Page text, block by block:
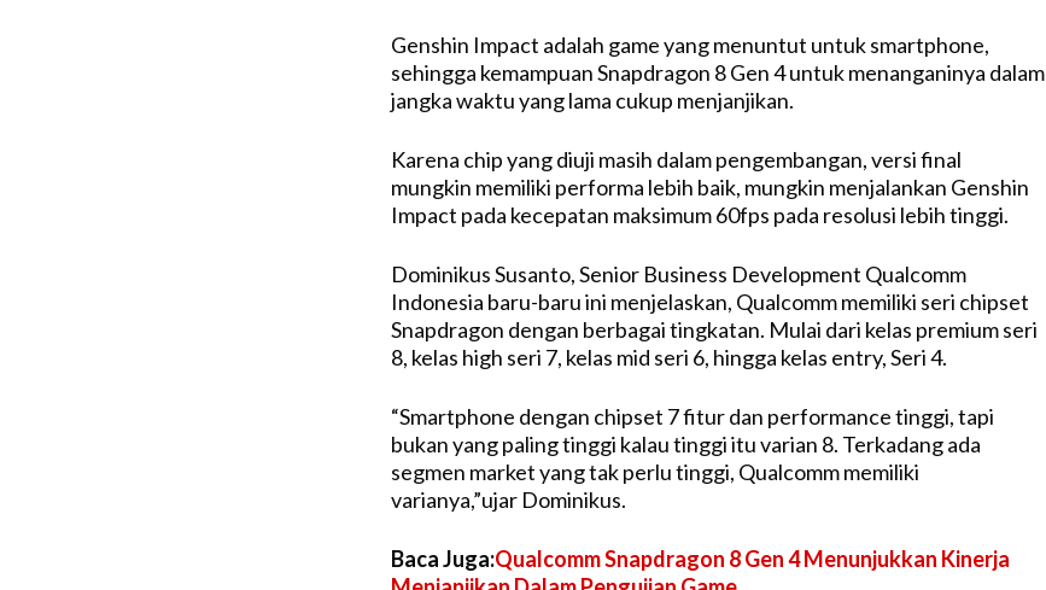
Genshin Impact adalah game yang menuntut untuk smartphone,
sehingga kemampuan Snapdragon 8 Gen 4 untuk menanganinya dalam
jangka waktu yang lama cukup menjanjikan.
Karena chip yang diuji masih dalam pengembangan, versi final
mungkin memiliki performa lebih baik, mungkin menjalankan Genshin
Impact pada kecepatan maksimum 60fps pada resolusi lebih tinggi.
Dominikus Susanto, Senior Business Development Qualcomm
Indonesia baru-baru ini menjelaskan, Qualcomm memiliki seri chipset
Snapdragon dengan berbagai tingkatan. Mulai dari kelas premium seri
8, kelas high seri 7, kelas mid seri 6, hingga kelas entry, Seri 4.
“Smartphone dengan chipset 7 fitur dan performance tinggi, tapi
bukan yang paling tinggi kalau tinggi itu varian 8. Terkadang ada
segmen market yang tak perlu tinggi, Qualcomm memiliki
varianya,”ujar Dominikus.
Baca Juga:Qualcomm Snapdragon 8 Gen 4 Menunjukkan Kinerja